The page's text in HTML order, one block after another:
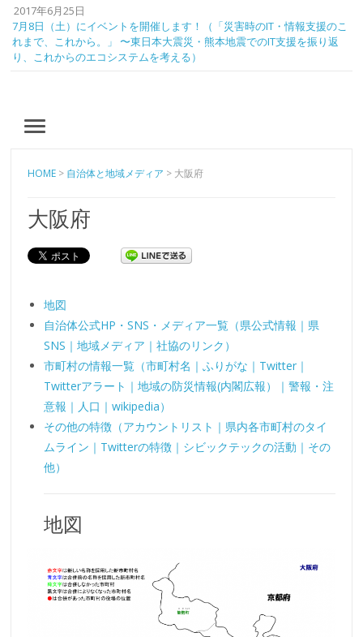
2017年6月25日
7月8日（土）にイベントを開催します！（「災害時のIT・情報支援のこ
れまで、これから。」 〜東日本大震災・熊本地震でのIT支援を振り返
り、これからのエコシステムを考える）
MENU
HOME > 自治体と地域メディア > 大阪府
大阪府
地図
自治体公式HP・SNS・メディア一覧（県公式情報｜県
SNS｜地域メディア｜社協のリンク）
市町村の情報一覧（市町村名｜ふりがな｜Twitter｜
Twitterアラート｜地域の防災情報(内閣広報）｜警報・注
意報｜人口｜wikipedia）
その他の特徴（アカウントリスト｜県内各市町村のタイ
ムライン｜Twitterの特徴｜シビックテックの活動｜その
他）
地図